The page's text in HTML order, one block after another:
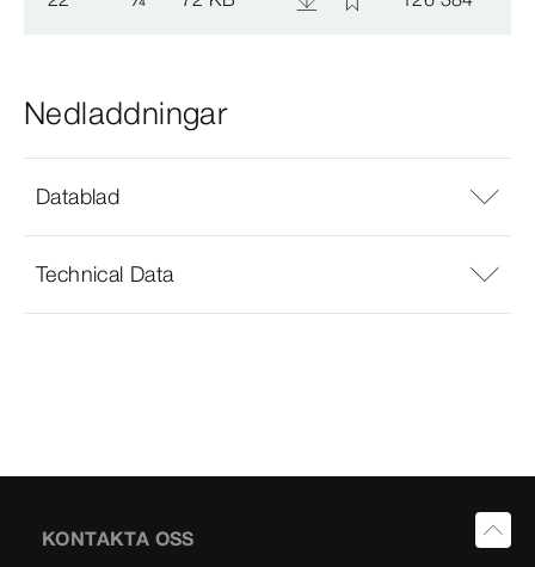
Nedladdningar
Datablad
Technical Data
KONTAKTA OSS